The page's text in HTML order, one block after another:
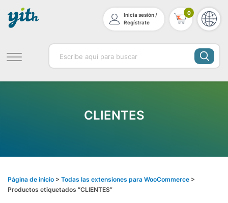
Inicia sesión /
Regístrate
0
CLIENTES
Página de inicio > Todas las extensiones para WooCommerce >
Productos etiquetados “CLIENTES”